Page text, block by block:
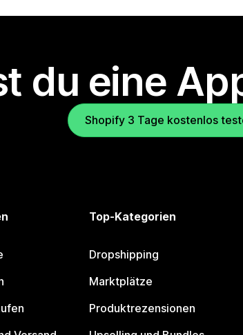
du eine
Shopify 3 Tage kostenlos
Top-Kategorien
Dropshipping
Marktplätze
Produktrezensionen